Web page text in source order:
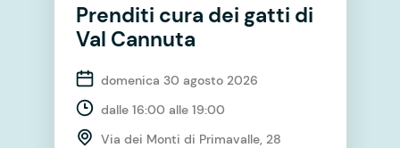
Prenditi cura dei gatti di
Val Cannuta
domenica 30 agosto 2026
dalle 16:00 alle 19:00
Via dei Monti di Primavalle, 28